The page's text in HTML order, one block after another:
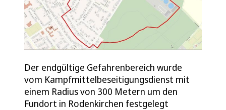
Der endgültige Gefahrenbereich wurde
vom Kampfmittelbeseitigungsdienst mit
einem Radius von 300 Metern um den
Fundort in Rodenkirchen festgelegt